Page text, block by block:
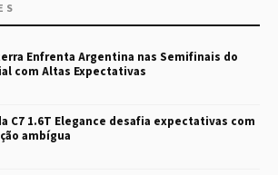
Enfrenta Argentina nas Semifinais do
com Altas Expectativas
C7 1.6T Elegance desafia expectativas com
ambígua